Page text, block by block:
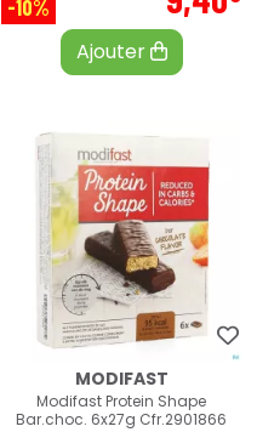
-10%
Ajouter
MODIFAST
Modifast Protein Shape
Bar.choc. 6x27g Cfr.2901866